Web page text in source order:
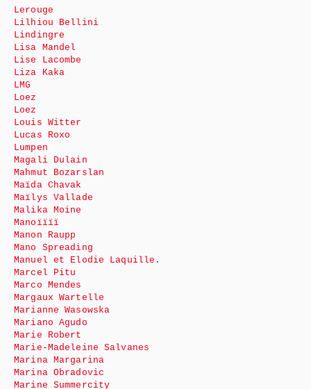
Lerouge
Lilhiou Bellini
Lindingre
Lisa Mandel
Lise Lacombe
Liza Kaka
LMG
Loez
Loez
Louis Witter
Lucas Roxo
Lumpen
Magali Dulain
Mahmut Bozarslan
Maïda Chavak
Maïlys Vallade
Malika Moine
Manoïïïï
Manon Raupp
Mano Spreading
Manuel et Elodie Laquille.
Marcel Pitu
Marco Mendes
Margaux Wartelle
Marianne Wasowska
Mariano Agudo
Marie Robert
Marie-Madeleine Salvanes
Marina Margarina
Marina Obradovic
Marine Summercity